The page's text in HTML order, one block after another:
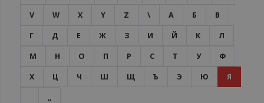
V W X Y Z \ А Б В
Г Д Е Ж З И Й К Л
М Н О П Р С Т У Ф
Х Ц Ч Ш Щ Ъ Э Ю Я
„